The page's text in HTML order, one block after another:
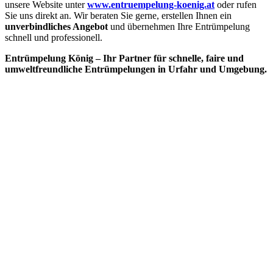
unsere Website unterwww.entruempelung-koenig.at oder rufen
Sie uns direkt an. Wir beraten Sie gerne, erstellen Ihnen ein
unverbindliches Angebot und übernehmen Ihre Entrümpelung
schnell und professionell.
Entrümpelung König – Ihr Partner für schnelle, faire und
umweltfreundliche Entrümpelungen in Urfahr und Umgebung.